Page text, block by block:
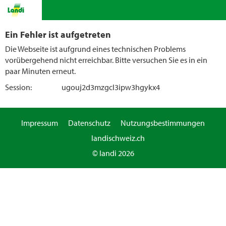
Ein Fehler ist aufgetreten
Die Webseite ist aufgrund eines technischen Problems
vorübergehend nicht erreichbar. Bitte versuchen Sie es in ein
paar Minuten erneut.
Session:
ugouj2d3mzgcl3ipw3hgykx4
Impressum Datenschutz
Nutzungsbestimmungen
landischweiz.ch
© landi 2026